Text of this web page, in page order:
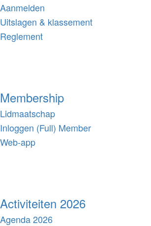
Aanmelden
Uitslagen & klassement
Reglement
Membership
Lidmaatschap
Inloggen (Full) Member
Web-app
Activiteiten 2026
Agenda 2026